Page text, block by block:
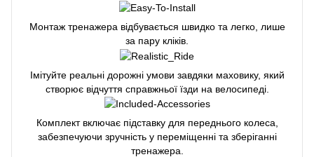
Монтаж тренажера відбувається швидко та легко, лише
за пару кліків.
Імітуйте реальні дорожні умови завдяки маховику, який
створює відчуття справжньої їзди на велосипеді.
Комплект включає підставку для переднього колеса,
забезпечуючи зручність у переміщенні та зберіганні
тренажера.